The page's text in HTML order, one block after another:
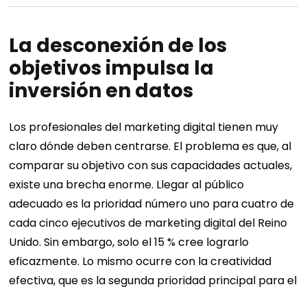
La desconexión de los
objetivos impulsa la
inversión en datos
Los profesionales del marketing digital tienen muy
claro dónde deben centrarse. El problema es que, al
comparar su objetivo con sus capacidades actuales,
existe una brecha enorme. Llegar al público
adecuado es la prioridad número uno para cuatro de
cada cinco ejecutivos de marketing digital del Reino
Unido. Sin embargo, solo el 15 % cree lograrlo
eficazmente. Lo mismo ocurre con la creatividad
efectiva, que es la segunda prioridad principal para el